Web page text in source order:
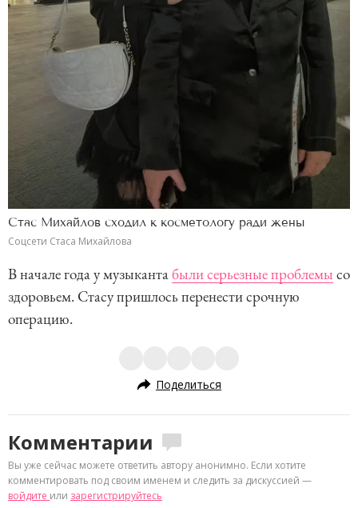
Стас Михайлов сходил к косметологу ради жены
Соцсети Стаса Михайлова
В начале года у музыкантабыли серьезные проблемы со
здоровьем. Стасу пришлось перенести срочную
операцию.
Поделиться
Комментарии
Вы уже сейчас можете ответить автору анонимно. Если хотите
комментировать под своим именем и следить за дискуссией —
войдите или зарегистрируйтесь